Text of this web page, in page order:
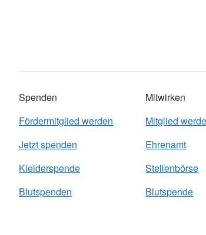
Spenden
Fördermitglied werden
Jetzt spenden
Kleiderspende
Blutspenden
Mitwirken
Mitglied
Ehrenamt
Stellenbörse
Blutspende